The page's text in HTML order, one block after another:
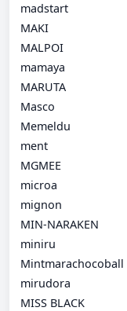
madstart
MAKI
MALPOI
mamaya
MARUTA
Masco
Memeldu
ment
MGMEE
microa
mignon
MIN-NARAKEN
miniru
Mintmarachocoball
mirudora
MISS BLACK